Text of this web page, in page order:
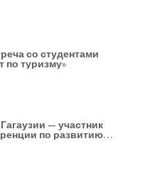
со студентами
по туризму»
— участник
по развитию